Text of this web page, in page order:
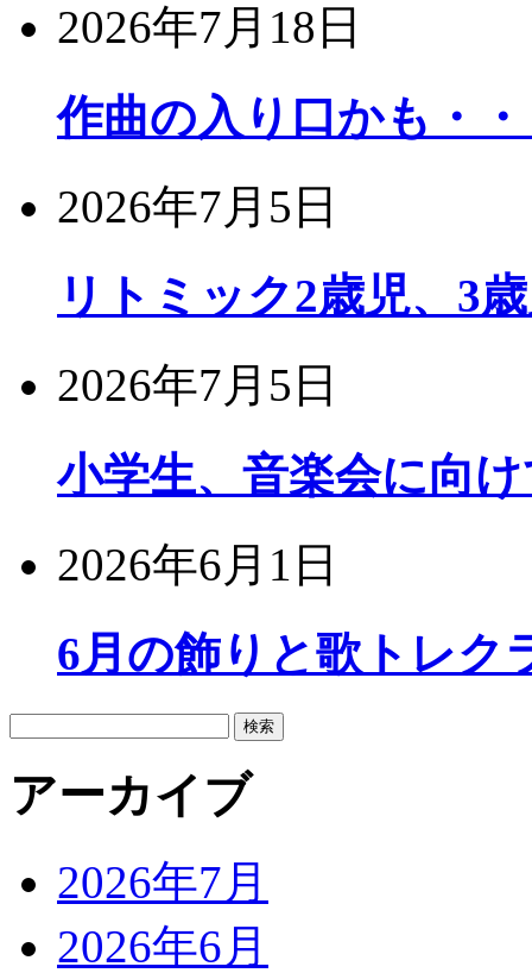
2026年7月18日
作曲の入り口かも・
2026年7月5日
リトミック2歳児、3
2026年7月5日
小学生、音楽会に向
2026年6月1日
6月の飾りと歌トレク
アーカイブ
2026年7月
2026年6月